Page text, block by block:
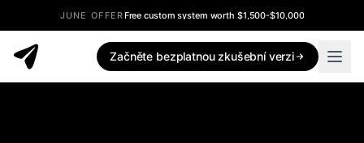
JUNE OFFERFree custom system worth $1,500-$10,000
Začněte bezplatnou zkušební verzi